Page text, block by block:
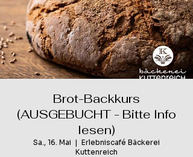
Brot-Backkurs
(AUSGEBUCHT - Bitte Info
lesen)
Sa., 16. Mai
  |
Erlebniscafé Bäckerei
Kuttenreich